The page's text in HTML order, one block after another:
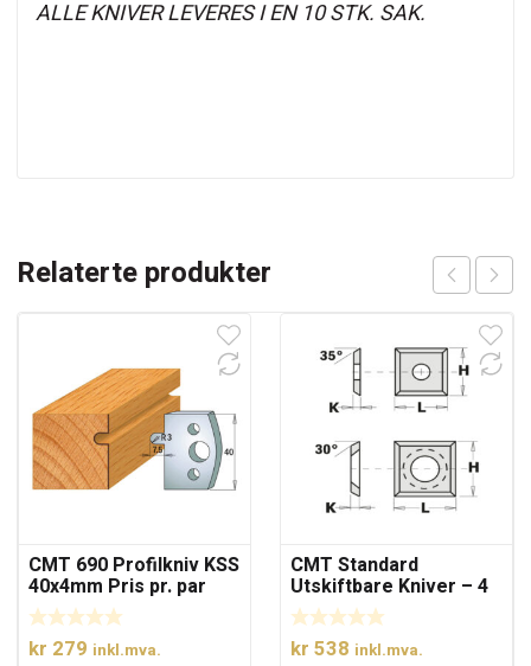
ALLE KNIVER LEVERES I EN 10 STK. SAK.
Relaterte produkter
CMT 690 Profilkniv KSS
40x4mm Pris pr. par
kr 279 inkl.mva.
CMT Standard
Utskiftbare Kniver – 4
skjærekanter
kr 538 inkl.mva.